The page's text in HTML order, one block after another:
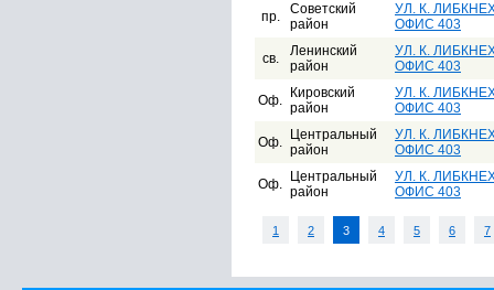
пр.
Советский
район
УЛ. К.
ОФИС 403
св.
Ленинский
район
УЛ. К.
ОФИС 403
Оф.
Кировский
район
УЛ. К.
ОФИС 403
Оф.
Центральный
район
УЛ. К.
ОФИС 403
Оф.
Центральный
район
УЛ. К.
ОФИС 403
1 2 3 4 5 6 7